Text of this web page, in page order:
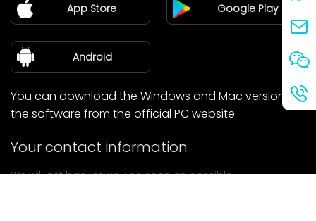
Blog
about Us
App Store Google Play
Android
You can download the Windows and Mac versions of
the software from the official PC website.
Your contact information
We will get back to you as soon as possible.